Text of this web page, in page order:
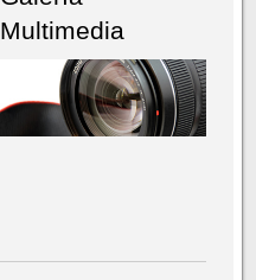
Multimedia